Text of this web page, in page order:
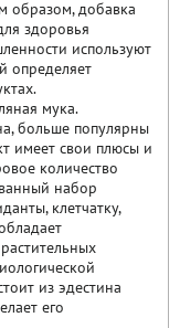
образом, добавка
здоровья
используют
определяет
мука.
больше популярны
имеет свои плюсы и
количество
набор
клетчатку,
из эдестина
его